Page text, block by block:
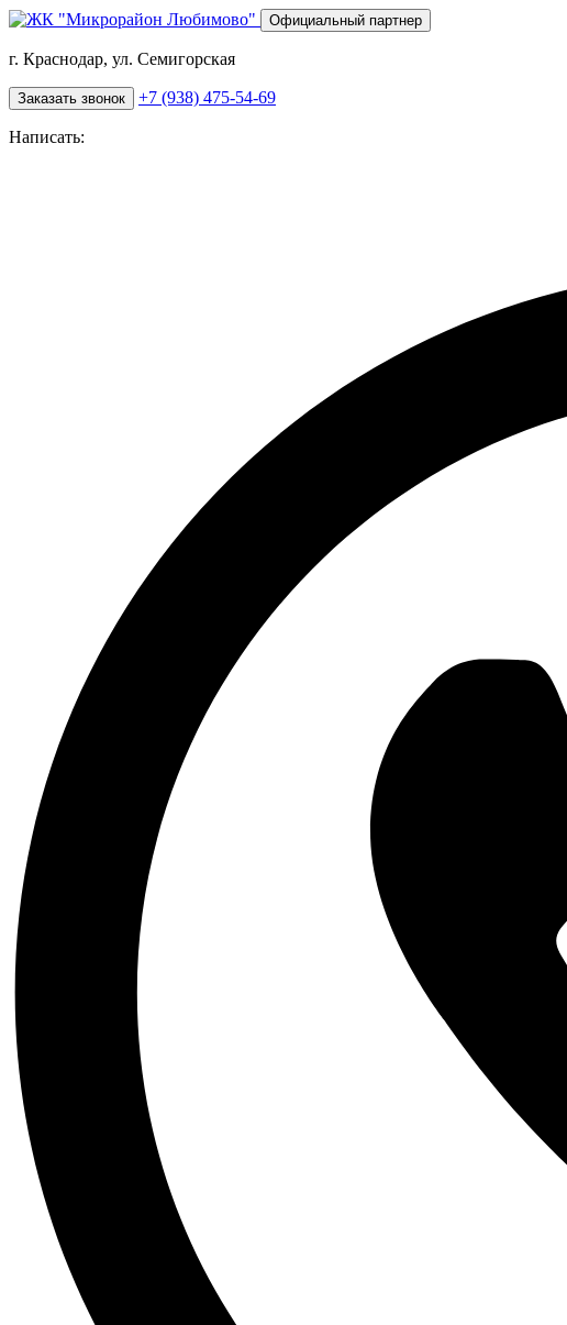
Перейти
основному
Официальный партнер
г. Краснодар, ул. Семигорская
Заказать звонок +7 (938) 475-54-69
Написать: